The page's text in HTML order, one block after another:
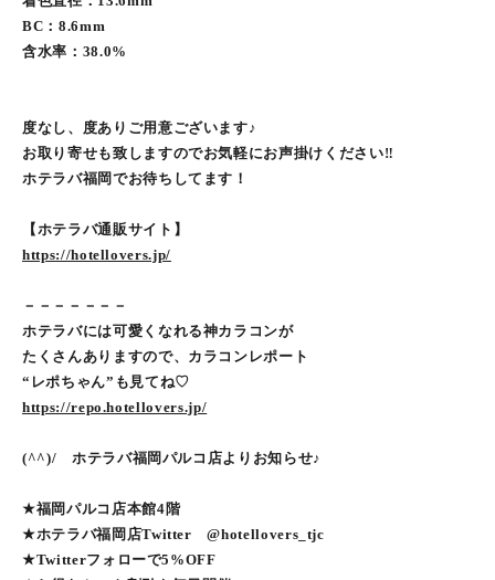
BC：8.6mm
含水率：38.0%
度なし、度ありご用意ございます♪
お取り寄せも致しますのでお気軽にお声掛けください‼︎
ホテラバ福岡でお待ちしてます！
【ホテラバ通販サイト】
https://hotellovers.jp/
－－－－－－－
ホテラバには可愛くなれる神カラコンが
たくさんありますので、カラコンレポート
“レポちゃん”も見てね♡
https://repo.hotellovers.jp/
(^^)/ ホテラバ福岡パルコ店よりお知らせ♪
★福岡パルコ店本館4階
★ホテラバ福岡店Twitter @hotellovers_tjc
★Twitterフォローで5%OFF